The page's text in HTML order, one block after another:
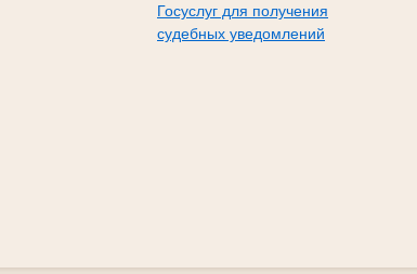
Госуслуг для получения
судебных уведомлений